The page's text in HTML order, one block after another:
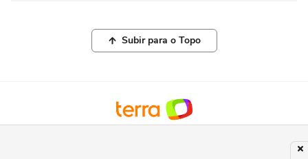
Subir para o Topo